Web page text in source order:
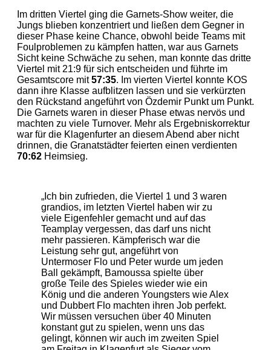
Im dritten Viertel ging die Garnets-Show weiter, die
Jungs blieben konzentriert und ließen dem Gegner in
dieser Phase keine Chance, obwohl beide Teams mit
Foulproblemen zu kämpfen hatten, war aus Garnets
Sicht keine Schwäche zu sehen, man konnte das dritte
Viertel mit 21:9 für sich entscheiden und führte im
Gesamtscore mit57:35. Im vierten Viertel konnte KOS
dann ihre Klasse aufblitzen lassen und sie verkürzten
den Rückstand angeführt von Özdemir Punkt um Punkt.
Die Garnets waren in dieser Phase etwas nervös und
machten zu viele Turnover. Mehr als Ergebniskorrektur
war für die Klagenfurter an diesem Abend aber nicht
drinnen, die Granatstädter feierten einen verdienten
70:62 Heimsieg.
„Ich bin zufrieden, die Viertel 1 und 3 waren
grandios, im letzten Viertel haben wir zu
viele Eigenfehler gemacht und auf das
Teamplay vergessen, das darf uns nicht
mehr passieren. Kämpferisch war die
Leistung sehr gut, angeführt von
Untermoser Flo und Peter wurde um jeden
Ball gekämpft, Bamoussa spielte über
große Teile des Spieles wieder wie ein
König und die anderen Youngsters wie Alex
und Dubbert Flo machten ihren Job perfekt.
Wir müssen versuchen über 40 Minuten
konstant gut zu spielen, wenn uns das
gelingt, können wir auch im zweiten Spiel